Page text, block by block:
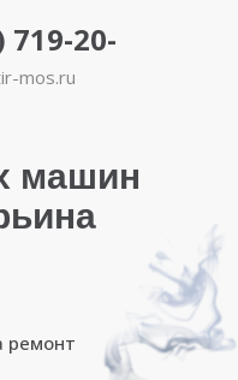
машин
ремонт
719-20-
mos.ru